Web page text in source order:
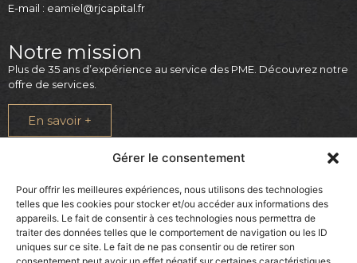
Gérer le consentement
Pour offrir les meilleures expériences, nous utilisons des technologies
telles que les cookies pour stocker et/ou accéder aux informations des
appareils. Le fait de consentir à ces technologies nous permettra de
traiter des données telles que le comportement de navigation ou les ID
uniques sur ce site. Le fait de ne pas consentir ou de retirer son
E-mail : eamiel@rjcapital.fr
Notre mission
Plus de 35 ans d’expérience au service des PME. Découvrez notre
offre de services.
En savoir +
Mentions légales
Politique de cookies
Poltitique de confidentialité